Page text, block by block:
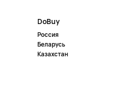
DoBuy
Россия
Беларусь
Казахстан